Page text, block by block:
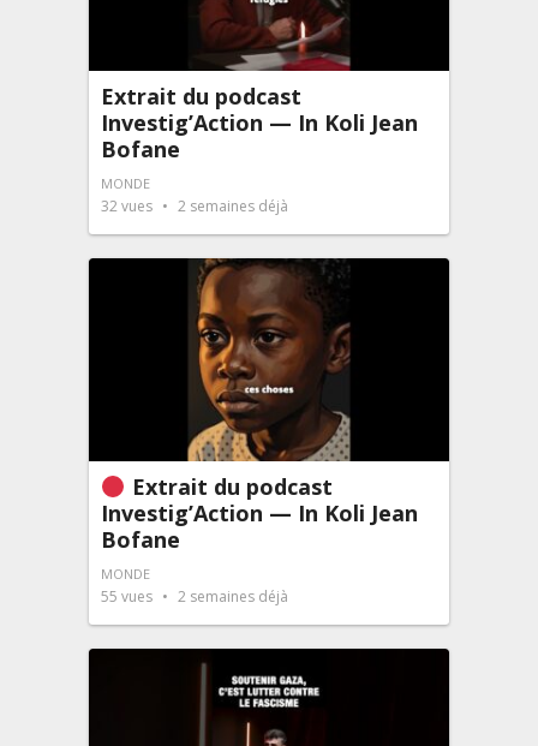
Extrait du podcast
Investig’Action — In Koli Jean
Bofane
MONDE
32vues 2 semaines déjà
Extrait du podcast
Investig’Action — In Koli Jean
Bofane
MONDE
55 vues 2 semaines déjà